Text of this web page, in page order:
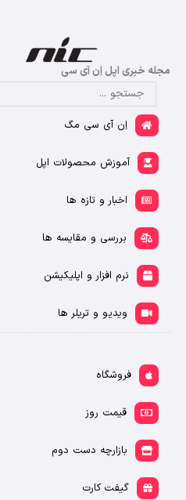
مجله خبری اپل اِن آی سی
اِن آی سی مگ
آموزش محصولات اپل
اخبار و تازه ها
بررسی و مقایسه ها
نرم افزار و اپلیکیشن
ویدیو و تریلر ها
فروشگاه
قیمت روز
بازارچه دست دوم
گیفت کارت